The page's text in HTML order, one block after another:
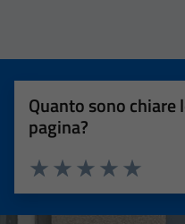
Quanto sono
pagina?
Valuta 5
Valuta 4
Valuta 3 stelle su
Valuta 2 stelle su 5
Valuta 1 stelle su 5